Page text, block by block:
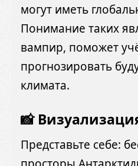
могут иметь
Понимание таких
вампир, поможет
прогнозировать
климата.
📸
Представьте себе: